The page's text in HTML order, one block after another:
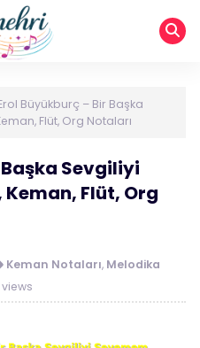
Büyükburç – Bir Başka
Flüt, Org Notaları
Sevgiliyi
Flüt, Org
Keman Notaları, Melodika